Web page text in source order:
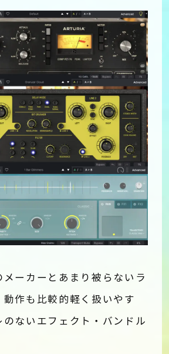
ーカーとあまり被らないラ
作も比較的軽く扱いやす
のないエフェクト・バンドル